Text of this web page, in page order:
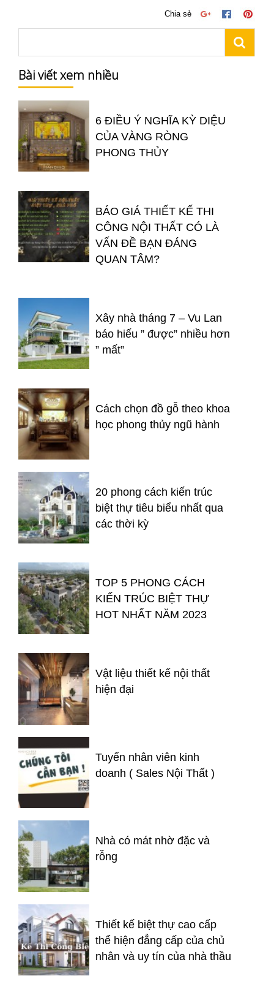
Chia sẻ
Bài viết xem nhiều
6 ĐIỀU Ý NGHĨA KỲ DIỆU
CỦA VÀNG RÒNG
PHONG THỦY
BÁO GIÁ THIẾT KẾ THI
CÔNG NỘI THẤT CÓ LÀ
VẤN ĐỀ BẠN ĐÁNG
QUAN TÂM?
Xây nhà tháng 7 – Vu Lan
báo hiếu ” được” nhiều hơn
” mất”
Cách chọn đồ gỗ theo khoa
học phong thủy ngũ hành
20 phong cách kiến trúc
biệt thự tiêu biểu nhất qua
các thời kỳ
TOP 5 PHONG CÁCH
KIẾN TRÚC BIỆT THỰ
HOT NHẤT NĂM 2023
Vật liệu thiết kế nội thất
hiện đại
Tuyển nhân viên kinh
doanh ( Sales Nội Thất )
Nhà có mát nhờ đặc và
rỗng
Thiết kế biệt thự cao cấp
thể hiện đẳng cấp của chủ
nhân và uy tín của nhà thầu